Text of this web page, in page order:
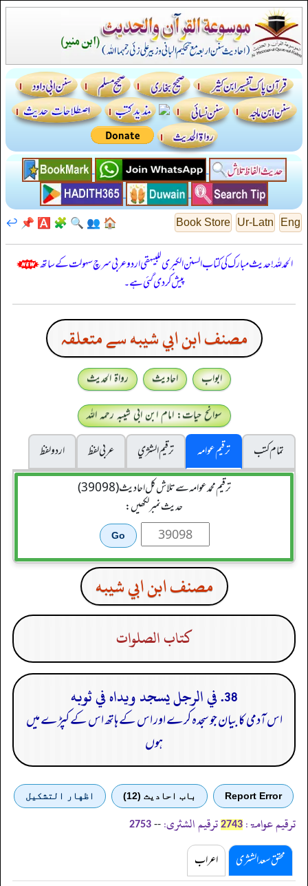
Eng
Ur-Latn
Book Store
🏠
👥
🔍
🧩
🅰️
📌
↩️
الحمدللہ! حدیث مبارک کی کتاب السنن الكبرى للبيهقي اردو عربی سرچ سہولت کے ساتھ
پیش کر دی گئی ہے۔
مصنف ابن ابي شيبه سے متعلقہ
ابواب احادیث
رواۃ الحدیث
سوانح حیات: امام ابن ابی شیبہ رحمہ اللہ
تمام کتب
ترقیم عوامہ ترقيم الشژي عربی لفظ
اردو لفظ
ترقیم محمدعوامہ سے تلاش کل احادیث (39098)
حدیث نمبر لکھیں:
مصنف ابن ابي شيبه
كتاب الصلوات
38. في الرجل يسجد ويداه في ثوبه
اس آدمی کا بیان جو سجدہ کرے اور اس کے ہاتھ اس کے کپڑے میں
ہوں
Report Error باب احادیث (12) اظهار التشكيل
ترقیم عوامۃ: 2743 ترقیم الشثری: --
2753
محقق سعد الشثری اعراب